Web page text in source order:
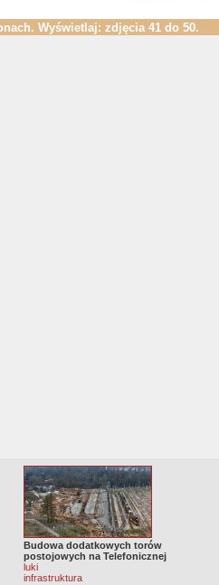
Wyświetlaj: zdjęcia 41 do 50.
Budowa dodatkowych torów
postojowych na Telefonicznej
luki
infrastruktura